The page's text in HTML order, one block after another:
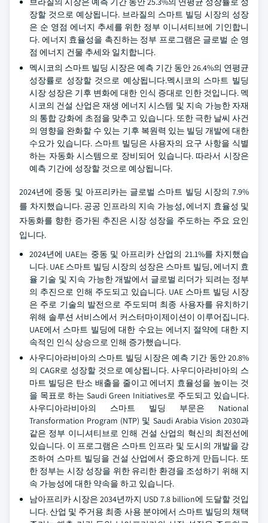
장할 것으로 예상됩니다. 브라질의 스마트 빌딩 시장의 성장
은 순 영점 에너지 추세를 위한 정부 이니셔티브에 기인합니
다. 에너지 효율성을 촉진하는 정부 프로그램은 글로벌 순 영
점 에너지 건물 추세와 일치합니다.
멕시코의 스마트 빌딩 시장은 예측 기간 동안 26.4%의 연평균
성장률로 성장할 것으로 예상됩니다.멕시코의 스마트 빌딩
시장 성장은 기후 변화에 대한 인식 증대로 인한 것입니다. 멕
시코의 건설 산업은 재생 에너지 시스템 및 지속 가능한 자재
의 통합 강화에 초점을 맞추고 있습니다. 또한 극한 날씨 사건
의 영향을 완화할 수 있는 기후 복원력 있는 빌딩 개발에 대한
수요가 있습니다. 스마트 빌딩은 사용자의 요구 사항을 식별
하는 자동화 시스템으로 장비되어 있습니다. 따라서 시장은
예측 기간에 성장할 것으로 예상됩니다.
2024년에 중동 및 아프리카는 글로벌 스마트 빌딩 시장의 7.9%
를 차지했습니다. 공공 인프라의 지속 가능성, 에너지 효율성 및
자동화를 향한 증가된 추진은 시장 성장을 주도하는 주요 요인
입니다.
2024년에 UAE는 중동 및 아프리카 산업의 21.1%를 차지했습
니다. UAE 스마트 빌딩 시장의 성장은 스마트 빌딩, 에너지 효
율 기술 및 지속 가능한 개발에서 글로벌 리더가 되려는 정부
의 추진으로 인해 주도되고 있습니다. UAE 스마트 빌딩 시장
은 주로 기술의 발전으로 주도되며 최종 사용자를 유치하기
위해 솔루션 서비스에서 커스터마이제이션이 이루어집니다.
UAE에서 스마트 빌딩에 대한 수요는 에너지 절약에 대한 지
속적인 인식 상승으로 인해 증가했습니다.
사우디아라비아의 스마트 빌딩 시장은 예측 기간 동안 20.8%
의 CAGR로 성장할 것으로 예상됩니다. 사우디아라비아의 스
마트 빌딩은 탄소 배출을 줄이고 에너지 효율성을 높이는 것
을 목표로 하는 Saudi Green Initiatives로 주도되고 있습니다.
사우디아라비아의 스마트 빌딩 부문은 National
Transformation Program (NTP) 및 Saudi Arabia Vision 2030과
같은 정부 이니셔티브로 인해 건설 산업의 혁신의 최전선에
있습니다. 이 프로그램은 스마트 인프라 및 도시의 개발을 강
조하여 스마트 빌딩을 건설 산업에서 중요하게 만듭니다. 또
한 정부는 시장 성장을 위한 유리한 환경을 조성하기 위해 지
속 가능성에 대한 약속을 하고 있습니다.
남아프리카 시장은 2034년까지 USD 7.8 billion에 도달할 것입
니다. 산업 및 주거용 최종 사용 분야에서 스마트 빌딩의 채택